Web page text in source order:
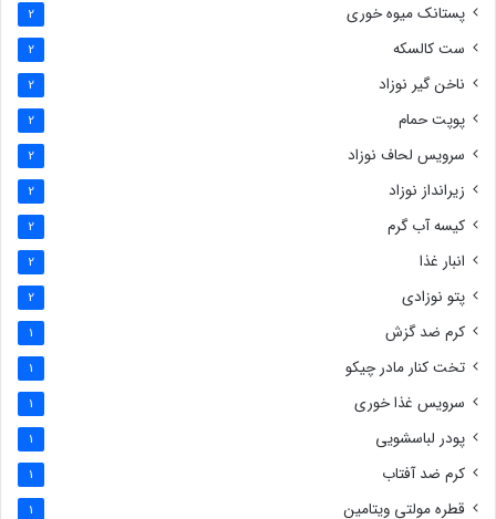
پستانک میوه خوری 2
ست کالسکه 2
ناخن گیر نوزاد 2
پوپت حمام 2
سرویس لحاف نوزاد 2
زیرانداز نوزاد 2
کیسه آب گرم 2
انبار غذا 2
پتو نوزادی 2
کرم ضد گزش 1
تخت کنار مادر چیکو 1
سرویس غذا خوری 1
پودر لباسشویی 1
کرم ضد آفتاب 1
قطره مولتی ویتامین 1